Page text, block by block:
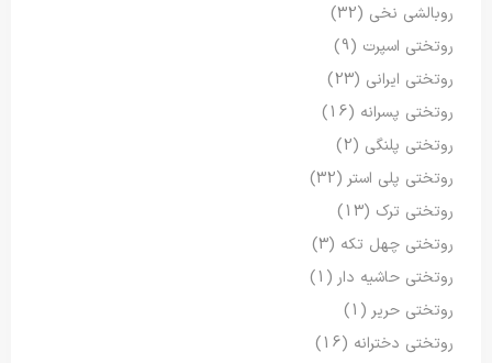
روبالشی نخی (32)
روتختی اسپرت (9)
روتختی ایرانی (23)
روتختی پسرانه (16)
روتختی پلنگی (2)
روتختی پلی استر (32)
روتختی ترک (13)
روتختی چهل تکه (3)
روتختی حاشیه دار (1)
روتختی حریر (1)
روتختی دخترانه (16)